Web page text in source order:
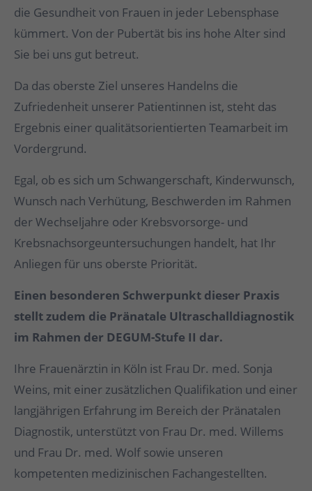
die Gesundheit von Frauen in jeder Lebensphase
kümmert. Von der Pubertät bis ins hohe Alter sind
Sie bei uns gut betreut.
Da das oberste Ziel unseres Handelns die
Zufriedenheit unserer Patientinnen ist, steht das
Ergebnis einer qualitätsorientierten Teamarbeit im
Vordergrund.
Egal, ob es sich um Schwangerschaft, Kinderwunsch,
Wunsch nach Verhütung, Beschwerden im Rahmen
der Wechseljahre oder Krebsvorsorge- und
Krebsnachsorgeuntersuchungen handelt, hat Ihr
Anliegen für uns oberste Priorität.
Einen besonderen Schwerpunkt dieser Praxis
stellt zudem die Pränatale Ultraschalldiagnostik
im Rahmen der DEGUM-Stufe II dar.
Ihre Frauenärztin in Köln ist Frau Dr. med. Sonja
Weins, mit einer zusätzlichen Qualifikation und einer
langjährigen Erfahrung im Bereich der Pränatalen
Diagnostik, unterstützt von Frau Dr. med. Willems
und Frau Dr. med. Wolf sowie unseren
kompetenten medizinischen Fachangestellten.